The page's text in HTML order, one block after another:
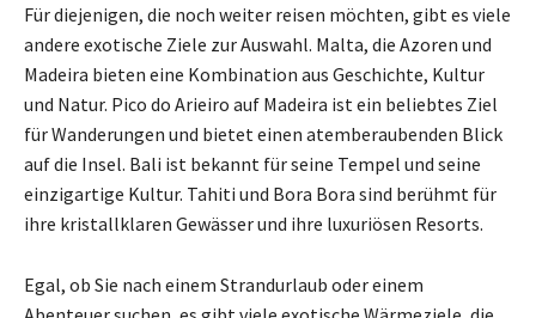
Für diejenigen, die noch weiter reisen möchten, gibt es viele
andere exotische Ziele zur Auswahl. Malta, die Azoren und
Madeira bieten eine Kombination aus Geschichte, Kultur
und Natur. Pico do Arieiro auf Madeira ist ein beliebtes Ziel
für Wanderungen und bietet einen atemberaubenden Blick
auf die Insel. Bali ist bekannt für seine Tempel und seine
einzigartige Kultur. Tahiti und Bora Bora sind berühmt für
ihre kristallklaren Gewässer und ihre luxuriösen Resorts.
Egal, ob Sie nach einem Strandurlaub oder einem